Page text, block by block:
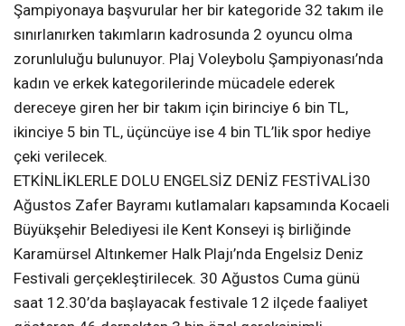
Şampiyonaya başvurular her bir kategoride 32 takım ile
sınırlanırken takımların kadrosunda 2 oyuncu olma
zorunluluğu bulunuyor. Plaj Voleybolu Şampiyonası’nda
kadın ve erkek kategorilerinde mücadele ederek
dereceye giren her bir takım için birinciye 6 bin TL,
ikinciye 5 bin TL, üçüncüye ise 4 bin TL’lik spor hediye
çeki verilecek.
ETKİNLİKLERLE DOLU ENGELSİZ DENİZ FESTİVALİ30
Ağustos Zafer Bayramı kutlamaları kapsamında Kocaeli
Büyükşehir Belediyesi ile Kent Konseyi iş birliğinde
Karamürsel Altınkemer Halk Plajı’nda Engelsiz Deniz
Festivali gerçekleştirilecek. 30 Ağustos Cuma günü
saat 12.30’da başlayacak festivale 12 ilçede faaliyet